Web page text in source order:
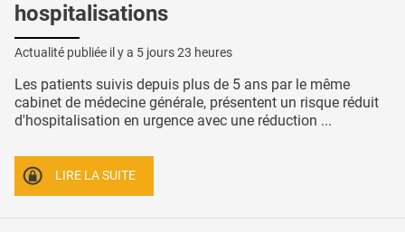
hospitalisations
Actualité publiée il y a 5 jours 23 heures
Les patients suivis depuis plus de 5 ans par le même
cabinet de médecine générale, présentent un risque réduit
d'hospitalisation en urgence avec une réduction ...
LIRE LA SUITE